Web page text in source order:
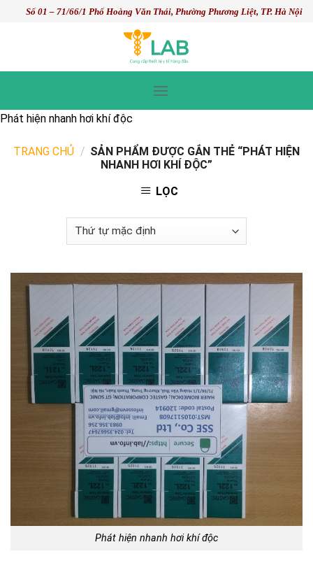
Số 01 – 71/66/1 Phố Hoàng Văn Thái, Phường Phương Liệt, TP. Hà Nội
Phát hiện nhanh hơi khí độc
TRANG CHỦ / SẢN PHẨM ĐƯỢC GẮN THẺ “PHÁT HIỆN
NHANH HƠI KHÍ ĐỘC”
LỌC
Phát hiện nhanh hơi khí độc